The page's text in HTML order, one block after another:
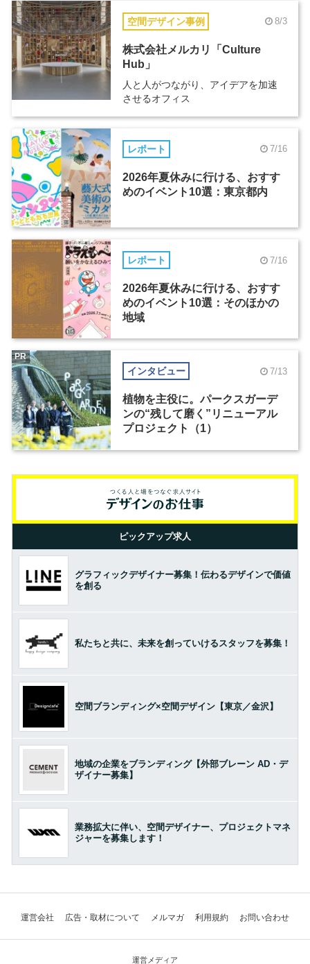
空間デザイン事例 8/3
株式会社メルカリ「Culture
Hub」
人と人がつながり、アイデアを加速
させるオフィス
レポート 7/16
2026年夏休みに行ける、おすす
めのイベント10選：東京都内
レポート 7/16
2026年夏休みに行ける、おすす
めのイベント10選：そのほかの
地域
インタビュー 7/13
植物を主役に。パークスガーデ
ンの“残して磨く”リニューアル
プロジェクト（1）
PR
ピックアップ求人
グラフィックデザイナー募集！伝わるデザインで価値
を創る
私たちと共に、未来を創っていけるスタッフを募集！
空間ブランディング×空間デザイン【東京／金沢】
地域の企業をブランディング【外部ブレーン AD・デ
ザイナー募集】
業務拡大に伴い、空間デザイナー、プロジェクトマネ
ジャーを募集します！
運営会社 広告・取材について メルマガ 利用規約 お問い合わせ
運営メディア